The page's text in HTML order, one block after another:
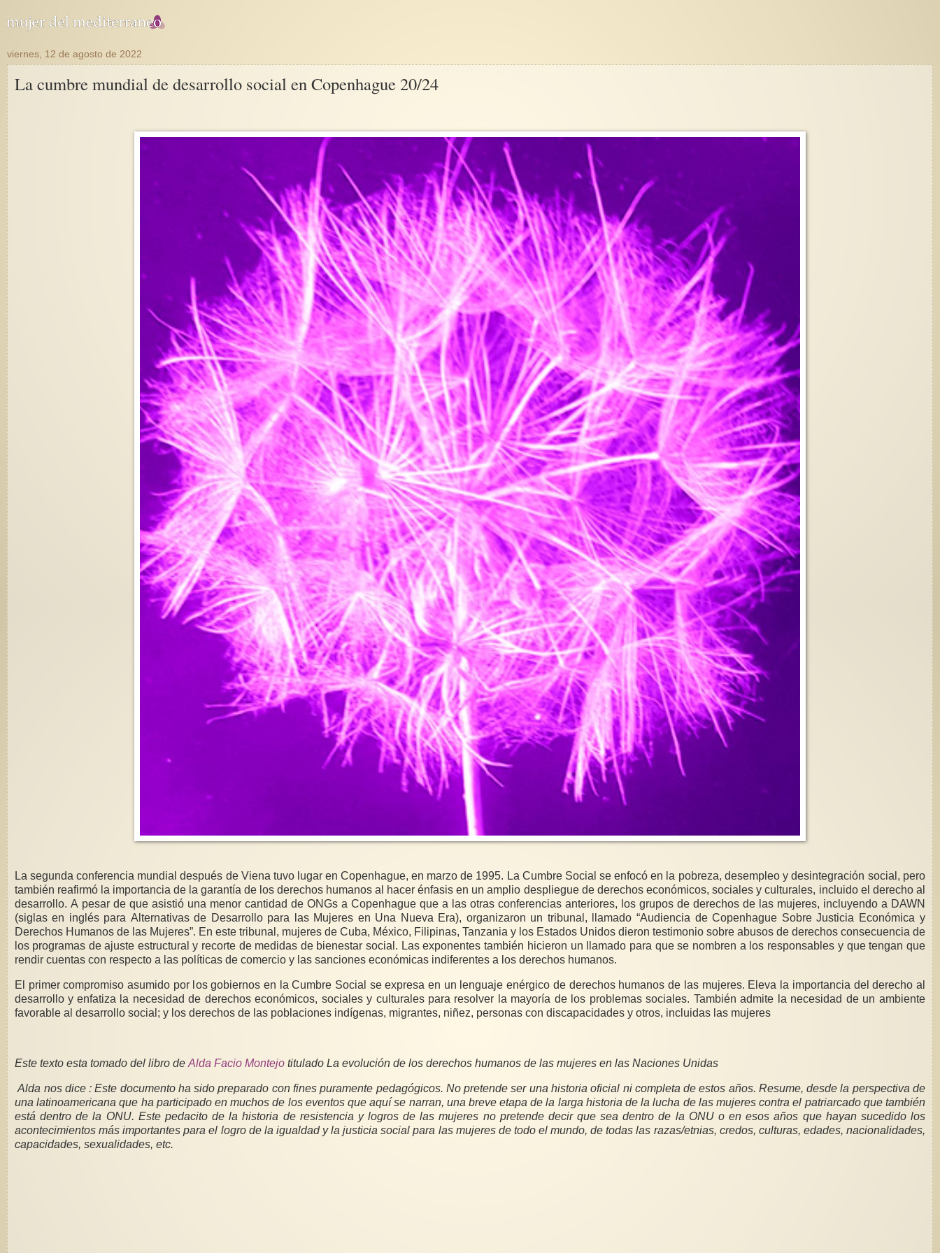
viernes, 12 de agosto de 2022
La cumbre mundial de desarrollo social en Copenhague 20/24
La segunda conferencia mundial después de Viena tuvo lugar en Copenhague, en marzo de 1995. La Cumbre Social se enfocó en la pobreza, desempleo y desintegración social, pero
también reafirmó la importancia de la garantía de los derechos humanos al hacer énfasis en un amplio despliegue de derechos económicos, sociales y culturales, incluido el derecho al
desarrollo. A pesar de que asistió una menor cantidad de ONGs a Copenhague que a las otras conferencias anteriores, los grupos de derechos de las mujeres, incluyendo a DAWN
(siglas en inglés para Alternativas de Desarrollo para las Mujeres en Una Nueva Era), organizaron un tribunal, llamado “Audiencia de Copenhague Sobre Justicia Económica y
Derechos Humanos de las Mujeres”. En este tribunal, mujeres de Cuba, México, Filipinas, Tanzania y los Estados Unidos dieron testimonio sobre abusos de derechos consecuencia de
los programas de ajuste estructural y recorte de medidas de bienestar social. Las exponentes también hicieron un llamado para que se nombren a los responsables y que tengan que
rendir cuentas con respecto a las políticas de comercio y las sanciones económicas indiferentes a los derechos humanos.
El primer compromiso asumido por los gobiernos en la Cumbre Social se expresa en un lenguaje enérgico de derechos humanos de las mujeres. Eleva la importancia del derecho al
desarrollo y enfatiza la necesidad de derechos económicos, sociales y culturales para resolver la mayoría de los problemas sociales. También admite la necesidad de un ambiente
favorable al desarrollo social; y los derechos de las poblaciones indígenas, migrantes, niñez, personas con discapacidades y otros, incluidas las mujeres
Este texto esta tomado del libro de Alda Facio Montejo titulado La evolución de los derechos humanos de las mujeres en las Naciones Unidas
Alda nos dice : Este documento ha sido preparado con fines puramente pedagógicos. No pretende ser una historia oficial ni completa de estos años. Resume, desde la perspectiva de
una latinoamericana que ha participado en muchos de los eventos que aquí se narran, una breve etapa de la larga historia de la lucha de las mujeres contra el patriarcado que también
está dentro de la ONU. Este pedacito de la historia de resistencia y logros de las mujeres no pretende decir que sea dentro de la ONU o en esos años que hayan sucedido los
acontecimientos más importantes para el logro de la igualdad y la justicia social para las mujeres de todo el mundo, de todas las razas/etnias, credos, culturas, edades, nacionalidades,
capacidades, sexualidades, etc.